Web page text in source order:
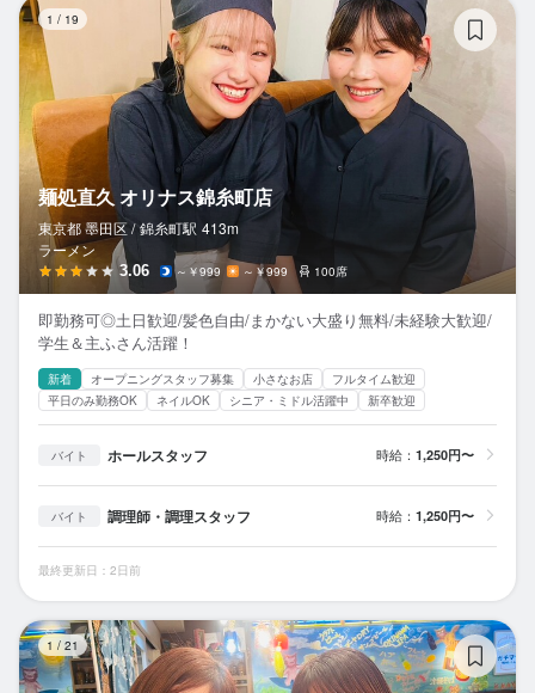
1 / 19
麺処直久 オリナス錦糸町店
東京都 墨田区 / 錦糸町駅 413m
ラーメン
3.06 ～￥999 ～￥999 100席
即勤務可◎土日歓迎/髪色自由/まかない大盛り無料/未経験大歓迎/
学生＆主ふさん活躍！
新着 オープニングスタッフ募集 小さなお店
フルタイム歓迎
平日のみ勤務OK
ネイルOK シニア・ミドル活躍中 新卒歓迎
バイト ホールスタッフ 時給： 1,250円〜
バイト 調理師・調理スタッフ 時給： 1,250円〜
最終更新日：2日前
1 / 21